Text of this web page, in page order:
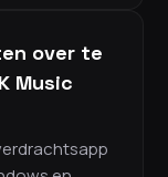
over te
Music